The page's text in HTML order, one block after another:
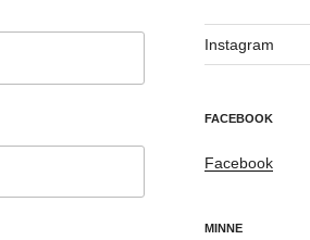
Instagram
FACEBOOK
Facebook
MINNE